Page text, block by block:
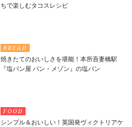
ちで楽しむタコスレシピ
BREAD
焼きたてのおいしさを堪能！本所吾妻橋駅
『塩パン屋 パン・メゾン』の塩パン
FOOD
シンプル＆おいしい！英国発ヴィクトリアケ